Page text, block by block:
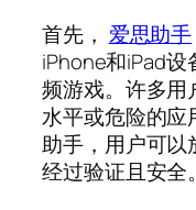
首先， 爱思助手
iPhone和iPad
频游戏。许多用
水平或危险的应
助手，用户可以
经过验证且安全。